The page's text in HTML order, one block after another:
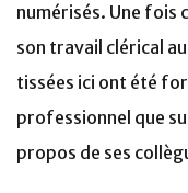
numérisés. Une fois
son travail clérical
tissées ici ont été
professionnel que
propos de ses